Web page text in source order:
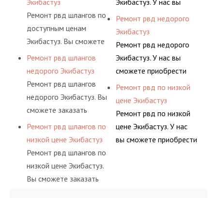
долговременного
комплексного
обслуживания
предприятия.
Экибастуз
Ремонт рвд шлангов по
доступным ценам
Экибастуз. Вы сможете
заказать сервис РВД на
разовой основе либо на
условиях
долговременного
комплексного
гидросистем Вашего
предприятия.
Ремонт рвд шлангов
недорого Экибастуз
Ремонт рвд шлангов
недорого Экибастуз. Вы
сможете заказать
сервис РВД на разовой
основе либо на
условиях
долговременного
комплексного
Ремонт рвд шлангов по
низкой цене Экибастуз
Ремонт рвд шлангов по
низкой цене Экибастуз.
Вы сможете заказать
сложную задачу.
шлангов производится
высококвалифицирован
ными спецами, которые
помогут решить любую
сложную задачу.
Экибастуз. У нас вы
сможете приобрести
рукав с разными
фитингами и
комплектующими,
АДЫМ Инжиниринг
шлангов высокого
давления. Ремонт
шлангов производится
высококвалифицирован
ными спецами, которые
Ремонт рвд недорого
Экибастуз
Ремонт рвд недорого
Экибастуз. У нас вы
сможете приобрести
рукав с разными
фитингами и
комплектующими,
АДЫМ Инжиниринг
предлагает ремонт
Ремонт рвд по низкой
цене Экибастуз
Ремонт рвд по низкой
цене Экибастуз. У нас
вы сможете приобрести